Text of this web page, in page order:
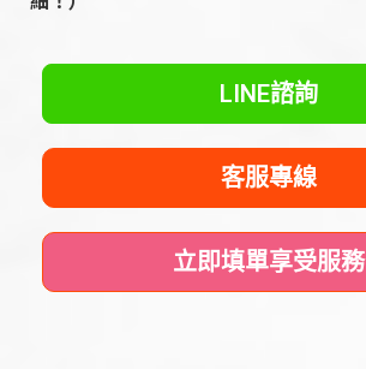
LINE諮詢
客服專線
立即填單享受服務